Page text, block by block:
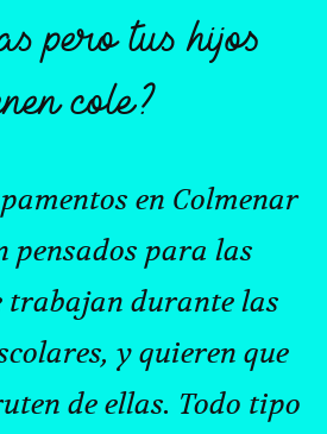
pero tus hijos
cole?
en Colmenar
pensados para las
trabajan durante las
y quieren que
de ellas. Todo tipo